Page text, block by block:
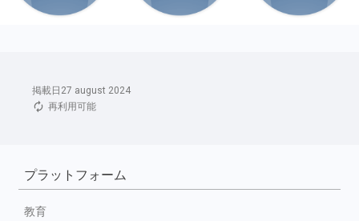
掲載日27 august 2024
再利用可能
プラットフォーム
教育